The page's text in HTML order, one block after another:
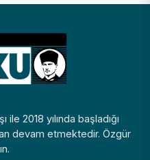
2018 yılında başladığı
devam etmektedir. Özgür